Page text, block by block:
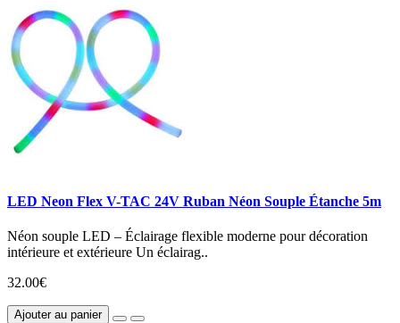
LED Neon Flex V-TAC 24V Ruban Néon Souple Étanche 5m
Néon souple LED – Éclairage flexible moderne pour décoration
intérieure et extérieure Un éclairag..
32.00€
Ajouter au panier